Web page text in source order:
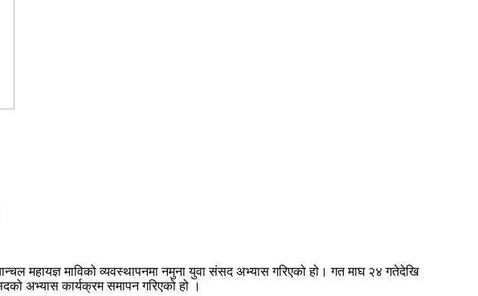
महायज्ञ माविको व्यवस्थापनमा नमुना युवा संसद अभ्यास गरिएको हो। गत माघ २४ गतेदेखि
अभ्यास कार्यक्रम समापन गरिएको हो ।